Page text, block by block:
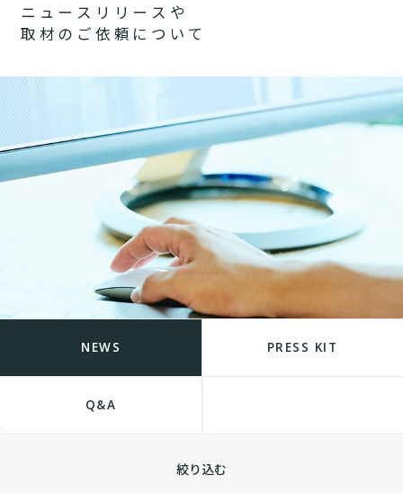
ニ ュ ー ス リ リ ー ス や
取 材 の ご 依 頼 に つ い て
NEWS PRESS KIT
Q&A
絞り込む